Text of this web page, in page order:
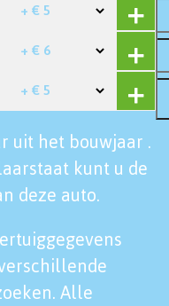
+ € 5
+ € 6
+ € 5
uit het bouwjaar .
kunt u de
deze auto.
Alle